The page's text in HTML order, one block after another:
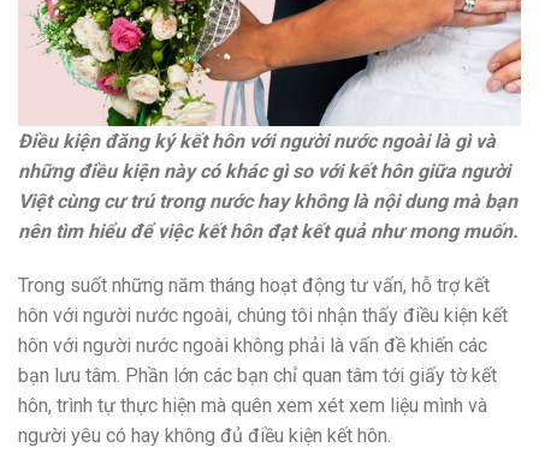
Điều kiện đăng ký kết hôn với người nước ngoài là gì và
những điều kiện này có khác gì so với kết hôn giữa người
Việt cùng cư trú trong nước hay không là nội dung mà bạn
nên tìm hiểu để việc kết hôn đạt kết quả như mong muốn.
Trong suốt những năm tháng hoạt động tư vấn, hỗ trợ kết
hôn với người nước ngoài, chúng tôi nhận thấy điều kiện kết
hôn với người nước ngoài không phải là vấn đề khiến các
bạn lưu tâm. Phần lớn các bạn chỉ quan tâm tới giấy tờ kết
hôn, trình tự thực hiện mà quên xem xét xem liệu mình và
người yêu có hay không đủ điều kiện kết hôn.